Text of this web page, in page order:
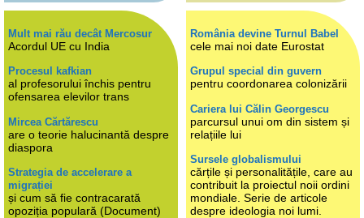
Mult mai rău decât Mercosur
Acordul UE cu India
Procesul kafkian
al profesorului închis pentru
ofensarea elevilor trans
Mircea Cărtărescu
are o teorie halucinantă despre
diaspora
Strategia de accelerare a
migrației
și cum să fie contracarată
opoziția populară (Document)
România devine Turnul Babel
cele mai noi date Eurostat
Grupul special din guvern
pentru coordonarea colonizării
Cariera lui Călin Georgescu
parcursul unui om din sistem și
relațiile lui
Sursele globalismului
cărțile și personalitățile, care au
contribuit la proiectul noii ordini
mondiale. Serie de articole
despre ideologia noi lumi.